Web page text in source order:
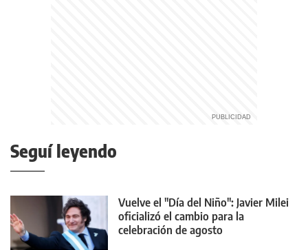
Seguí leyendo
Vuelve el "Día del Niño": Javier Milei
oficializó el cambio para la
celebración de agosto